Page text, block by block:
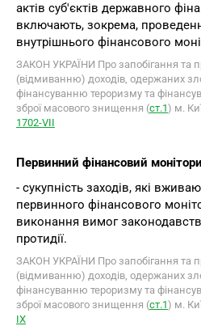
актів суб'єктів державного
включають, зокрема,
внутрішнього фінансового
ЗАКОН УКРАЇНИ Про запобігання та
(відмиванню) доходів, одержаних
фінансуванню тероризму та
зброї масового знищення (ст.1) м.
1702-VІІ
Первинний фінансовий
- сукупність заходів, які
первинного фінансового
виконання вимог
протидії.
ЗАКОН УКРАЇНИ Про запобігання та
(відмиванню) доходів, одержаних
фінансуванню тероризму та
зброї масового знищення (ст.1) м.
IX